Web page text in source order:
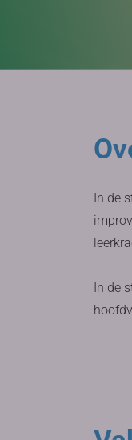
In de
In de